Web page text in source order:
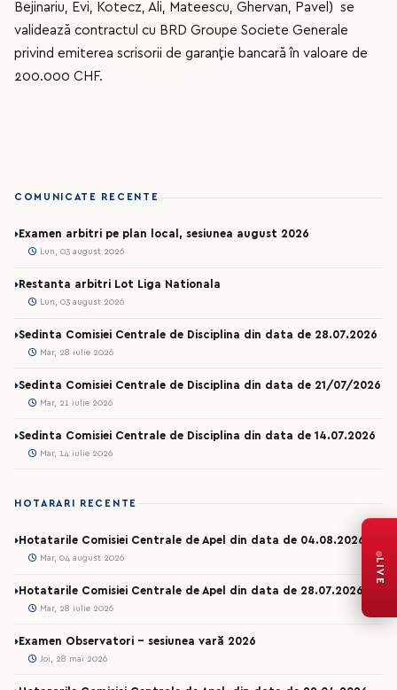
Bejinariu, Evi, Kotecz, Ali, Mateescu, Ghervan, Pavel) se
validează contractul cu BRD Groupe Societe Generale
privind emiterea scrisorii de garanție bancară în valoare de
200.000 CHF.
COMUNICATE RECENTE
Examen arbitri pe plan local, sesiunea august 2026
Lun, 03 august 2026
Restanta arbitri Lot Liga Nationala
Lun, 03 august 2026
Sedinta Comisiei Centrale de Disciplina din data de 28.07.2026
Mar, 28 iulie 2026
Sedinta Comisiei Centrale de Disciplina din data de 21/07/2026
Mar, 21 iulie 2026
Sedinta Comisiei Centrale de Disciplina din data de 14.07.2026
Mar, 14 iulie 2026
HOTARARI RECENTE
Hotatarile Comisiei Centrale de Apel din data de 04.08.2026
Mar, 04 august 2026
Hotatarile Comisiei Centrale de Apel din data de 28.07.2026
Mar, 28 iulie 2026
Examen Observatori - sesiunea vară 2026
Joi, 28 mai 2026
LIVE